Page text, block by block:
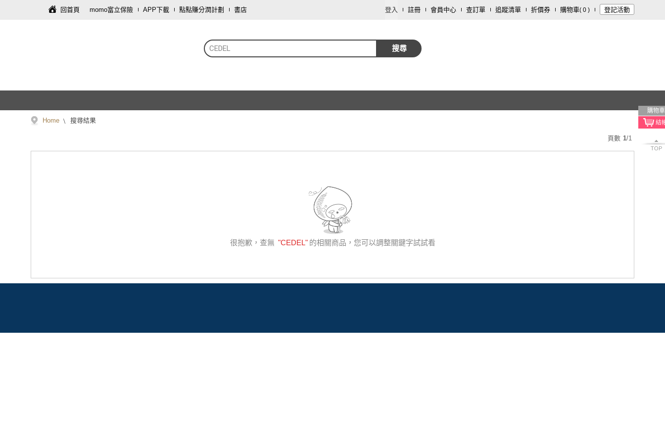
回首頁 momo富立保險 APP下載 點點賺分潤計劃 書店 登入 註冊 會員中心 查訂單 追蹤清單 折價券 購物車( 0 ) 登記活動
CEDEL 搜尋
購物車
TOP
Home 搜尋結果
頁數 1/1
很抱歉，查無 "CEDEL" 的相關商品，您可以調整關鍵字試試看